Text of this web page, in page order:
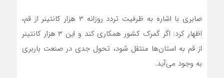
صابری با اشاره به ظرفیت تردد روزانه ۳ هزار کانتینر از قم،
اظهار کرد: اگر گمرک کشور همکاری کند و این ۳ هزار کانتینر
از قم به استان‌ها منتقل شود، تحول جدی در صنعت باربری
به وجود می‌آید.